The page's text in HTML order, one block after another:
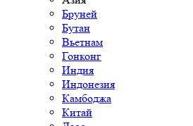
Бруней
Бутан
Вьетнам
Гонконг
Индия
Индонезия
Камбоджа
Китай